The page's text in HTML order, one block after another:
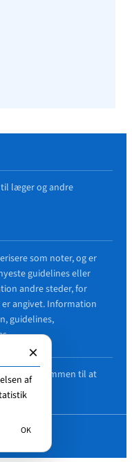
læger og andre
som noter, og er
guidelines eller
andre steder, for
angivet. Information
guidelines,
velkommen til at
rettet.
×
af
OK